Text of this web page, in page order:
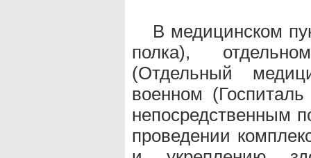
В медицинском
полка),
(Отдельный
военном
непосредственным
проведении